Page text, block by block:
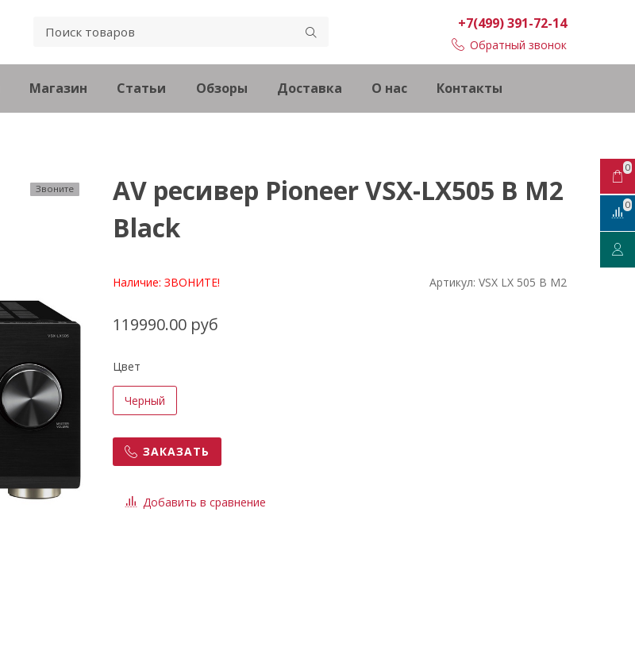
+7(499) 391-72-14
Обратный звонок
Магазин Статьи Обзоры Доставка О нас Контакты
Звоните
AV ресивер Pioneer VSX-LX505 B M2
Black
Наличие:ЗВОНИТЕ! Артикул: VSX LX 505 B M2
119990.00 руб
Цвет
Черный
ЗАКАЗАТЬ
Добавить в сравнение
0
0